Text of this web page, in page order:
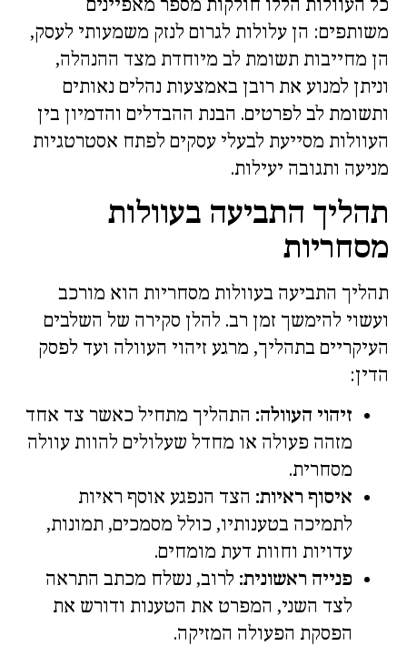
כל העוולות הללו חולקות מספר מאפיינים
משותפים: הן עלולות לגרום לנזק משמעותי לעסק,
הן מחייבות תשומת לב מיוחדת מצד ההנהלה,
וניתן למנוע את רובן באמצעות נהלים נאותים
ותשומת לב לפרטים. הבנת ההבדלים והדמיון בין
העוולות מסייעת לבעלי עסקים לפתח אסטרטגיות
מניעה ותגובה יעילות.
תהליך התביעה בעוולות
מסחריות
תהליך התביעה בעוולות מסחריות הוא מורכב
ועשוי להימשך זמן רב. להלן סקירה של השלבים
העיקריים בתהליך, מרגע זיהוי העוולה ועד לפסק
הדין:
זיהוי העוולה: התהליך מתחיל כאשר צד אחד
מזהה פעולה או מחדל שעלולים להוות עוולה
מסחרית.
איסוף ראיות: הצד הנפגע אוסף ראיות
לתמיכה בטענותיו, כולל מסמכים, תמונות,
עדויות וחוות דעת מומחים.
פנייה ראשונית: לרוב, נשלח מכתב התראה
לצד השני, המפרט את הטענות ודורש את
הפסקת הפעולה המזיקה.